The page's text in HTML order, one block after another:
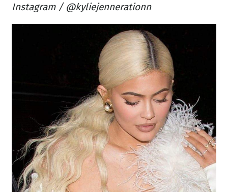
Instagram / @kyliejennerationn